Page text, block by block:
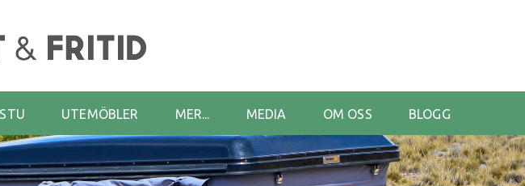
UTEMÖBLER MER... MEDIA OM OSS BLOGG